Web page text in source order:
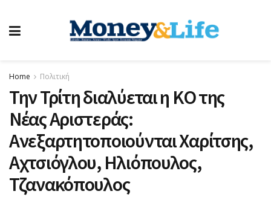
Home Πολιτική
Την Τρίτη διαλύεται η ΚΟ της
Νέας Αριστεράς:
Ανεξαρτητοποιούνται Χαρίτσης,
Αχτσιόγλου, Ηλιόπουλος,
Τζανακόπουλος